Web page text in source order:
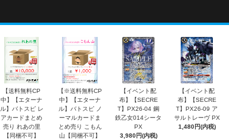
【送料無料CP
中】【エターナ
ル】バトスピ レ
アカードまとめ
売り れあの里
【同梱不可】
【※送料無料CP
中】【エターナ
ル】バトスピ ノ
ーマルカードま
とめ売り こもん
山【同梱不可】
【イベント配
布】【SECRE
T】PX26-04 鋼
鉄乙女014シータ
PX
3,980円(内税)
【イベント配
布】【SECRE
T】PX26-09 ア
サルトレーヴ PX
1,480円(内税)